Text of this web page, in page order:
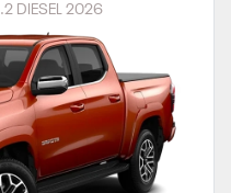
DIESEL 2026